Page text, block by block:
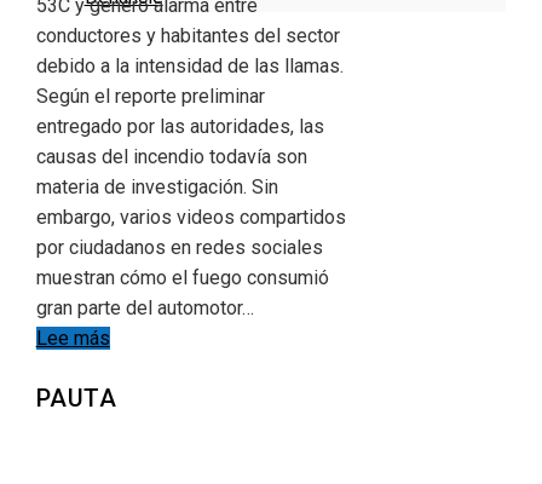
53C y generó alarma entre
conductores y habitantes del sector
debido a la intensidad de las llamas.
Según el reporte preliminar
entregado por las autoridades, las
causas del incendio todavía son
materia de investigación. Sin
embargo, varios videos compartidos
por ciudadanos en redes sociales
muestran cómo el fuego consumió
gran parte del automotor…
Lee más
PAUTA